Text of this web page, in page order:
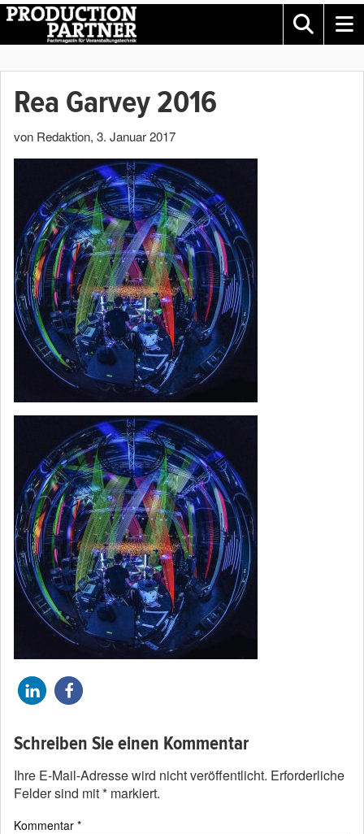
Rea Garvey 2016
von Redaktion, 3. Januar 2017
Schreiben Sie einen Kommentar
Ihre E-Mail-Adresse wird nicht veröffentlicht. Erforderliche
Felder sind mit* markiert.
Kommentar *